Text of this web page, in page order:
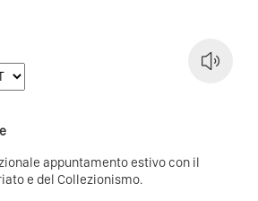
appuntamento estivo con il
e del Collezionismo.